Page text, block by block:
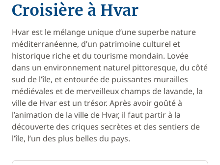
Croisière à Hvar
Hvar est le mélange unique d’une superbe nature
méditerranéenne, d’un patrimoine culturel et
historique riche et du tourisme mondain. Lovée
dans un environnement naturel pittoresque, du côté
sud de l’île, et entourée de puissantes murailles
médiévales et de merveilleux champs de lavande, la
ville de Hvar est un trésor. Après avoir goûté à
l’animation de la ville de Hvar, il faut partir à la
découverte des criques secrètes et des sentiers de
l’île, l’un des plus belles du pays.